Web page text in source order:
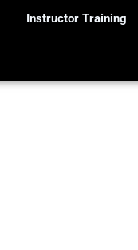
Instructor Training